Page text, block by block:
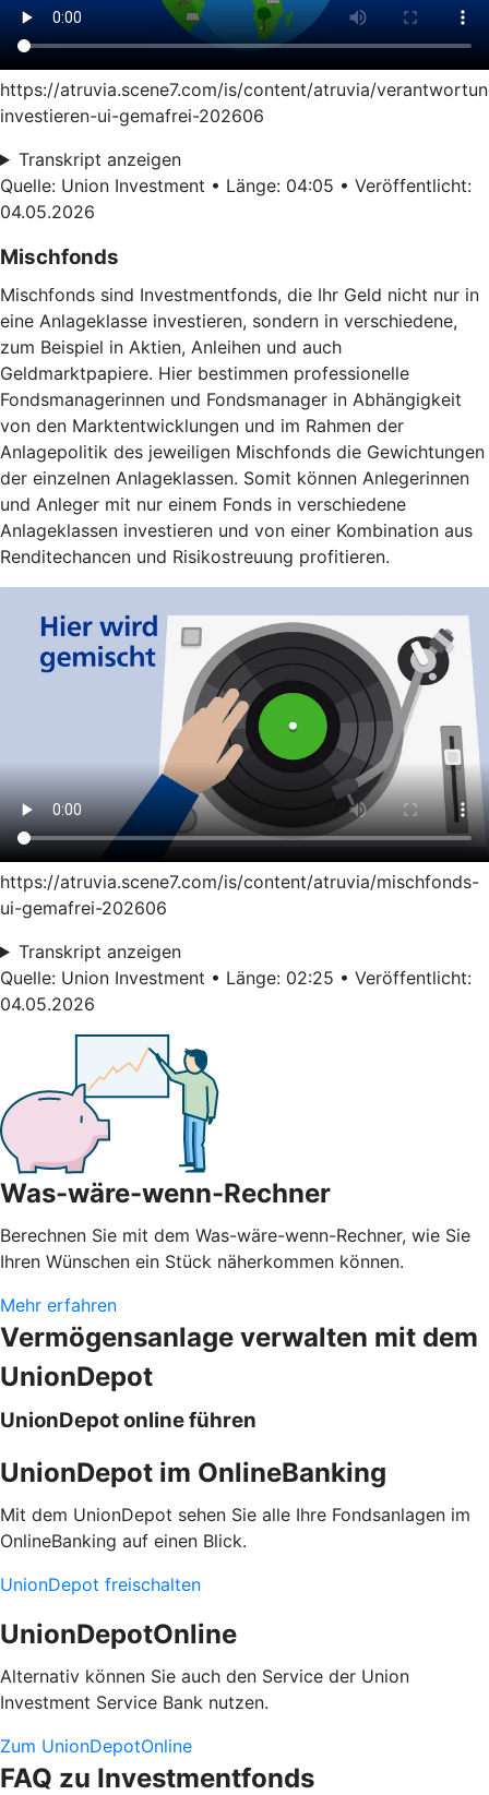
https://atruvia.scene7.com/is/content/atruvia/
investieren-ui-gemafrei-202606
Transkript anzeigen
Quelle: Union Investment • Länge: 04:05 • Veröffentlicht:
04.05.2026
Mischfonds
Mischfonds sind Investmentfonds, die Ihr Geld nicht nur in
eine Anlageklasse investieren, sondern in verschiedene,
zum Beispiel in Aktien, Anleihen und auch
Geldmarktpapiere. Hier bestimmen professionelle
Fondsmanagerinnen und Fondsmanager in Abhängigkeit
von den Marktentwicklungen und im Rahmen der
Anlagepolitik des jeweiligen Mischfonds die Gewichtungen
der einzelnen Anlageklassen. Somit können Anlegerinnen
und Anleger mit nur einem Fonds in verschiedene
Anlageklassen investieren und von einer Kombination aus
Renditechancen und Risikostreuung profitieren.
https://atruvia.scene7.com/is/content/atruvia/mischfonds-
ui-gemafrei-202606
Transkript anzeigen
Quelle: Union Investment • Länge: 02:25 • Veröffentlicht:
04.05.2026
Was-wäre-wenn-Rechner
Berechnen Sie mit dem Was-wäre-wenn-Rechner, wie Sie
Ihren Wünschen ein Stück näherkommen können.
Mehr erfahren
Vermögensanlage verwalten mit dem
UnionDepot
UnionDepot online führen
UnionDepot im OnlineBanking
Mit dem UnionDepot sehen Sie alle Ihre Fondsanlagen im
OnlineBanking auf einen Blick.
UnionDepot freischalten
UnionDepotOnline
Alternativ können Sie auch den Service der Union
Investment Service Bank nutzen.
Zum UnionDepotOnline
FAQ zu Investmentfonds